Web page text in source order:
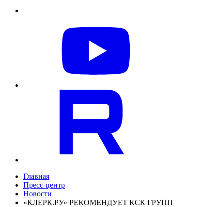
Главная
Пресс-центр
Новости
«КЛЕРК.РУ» РЕКОМЕНДУЕТ КСК ГРУПП